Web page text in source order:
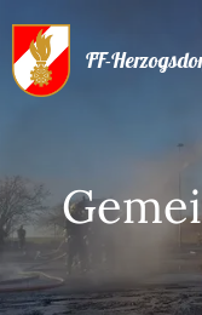
FF-